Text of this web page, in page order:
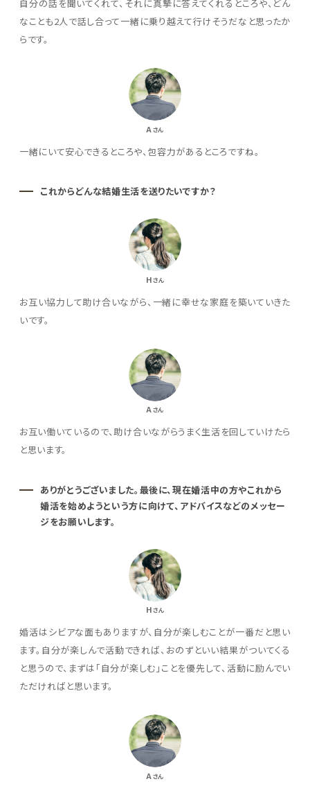
自分の話を聞いてくれて、それに真摯に答えてくれるところや、どん
なことも2人で話し合って一緒に乗り越えて行けそうだなと思ったか
らです。
Aさん
一緒にいて安心できるところや、包容力があるところですね。
これからどんな結婚生活を送りたいですか？
Hさん
お互い協力して助け合いながら、一緒に幸せな家庭を築いていきた
いです。
Aさん
お互い働いているので、助け合いながらうまく生活を回していけたら
と思います。
ありがとうございました。最後に、現在婚活中の方やこれから
婚活を始めようという方に向けて、アドバイスなどのメッセー
ジをお願いします。
Hさん
婚活はシビアな面もありますが、自分が楽しむことが一番だと思い
ます。自分が楽しんで活動できれば、おのずといい結果がついてくる
と思うので、まずは「自分が楽しむ」ことを優先して、活動に励んでい
ただければと思います。
Aさん